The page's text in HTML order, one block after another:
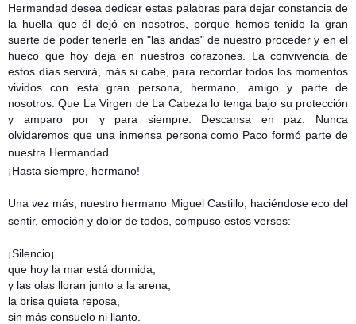
Hermandad desea dedicar estas palabras para dejar constancia de
la huella que él dejó en nosotros, porque hemos tenido la gran
suerte de poder tenerle en "las andas" de nuestro proceder y en el
hueco que hoy deja en nuestros corazones. La convivencia de
estos días servirá, más si cabe, para recordar todos los momentos
vividos con esta gran persona, hermano, amigo y parte de
nosotros. Que La Virgen de La Cabeza lo tenga bajo su protección
y amparo por y para siempre. Descansa en paz. Nunca
olvidaremos que una inmensa persona como Paco formó parte de
nuestra Hermandad.
¡Hasta siempre, hermano!
Una vez más, nuestro hermano Miguel Castillo, haciéndose eco del
sentir, emoción y dolor de todos, compuso estos versos:
¡Silencio¡
que hoy la mar está dormida,
y las olas lloran junto a la arena,
la brisa quieta reposa,
sin más consuelo ni llanto.